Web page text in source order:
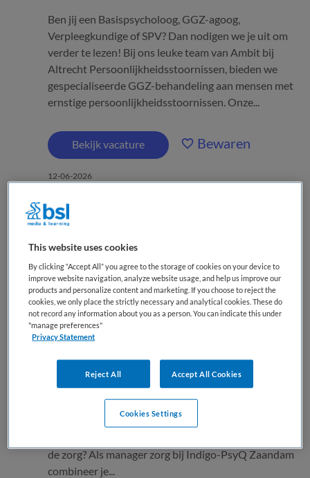
Ben jij een Basispsycholoog, GGZ-agoog,
Verpleegkundige of SPV? Dan nodigen we je uit om
verder te lezen! Bij ons leuke team van Ambit bij
Altrecht Persoonlijkheidsstoornissen, bieden we
gespecialiseerde GGZ-behandeling aan mensen met
ernstige persoonlijkheidsstoornissen. Onze...
Bekijk vacature Bewaren
12-06-2026
Parnassia Groep,Zaandam
WO
Fulltime
Tijdelijk met uitzicht op vast
Indigo-PsyQ Zaandam zoekt een Manager Zorg. Wil
jij de volgende stap zetten in jouw loopbaan? Of ben
je al ervaren in leidinggeven en zoek je een functie
de zorg? Als manager zorg bij Indigo-PsyQ Zaandam
combineer je...
This website uses cookies
By clicking “Accept All” you agree to the storage of cookies on your device to
improve website navigation, analyze website usage, and help us improve our
products and personalize content and marketing. If you choose to reject the
cookies, we only place the strictly necessary and analytical cookies. These do
not record any information about you as a person. You can indicate this under
"manage preferences"
Privacy Statement
Reject All Accept All Cookies
Cookies Settings